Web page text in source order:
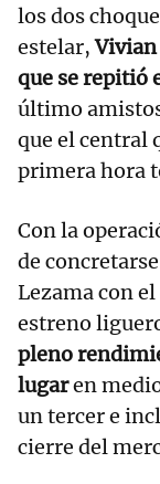
los dos
estelar,Vivian
que se repitió
último
que el central
primera hora
Con la
de
Lezama con
estreno
pleno
lugaren
un tercer e
cierre del